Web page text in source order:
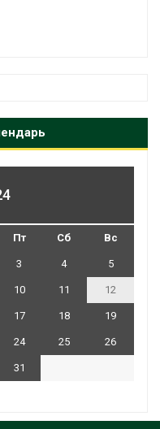
Пт Сб Вс
3 4 5
10 11 12
17 18 19
24 25 26
31